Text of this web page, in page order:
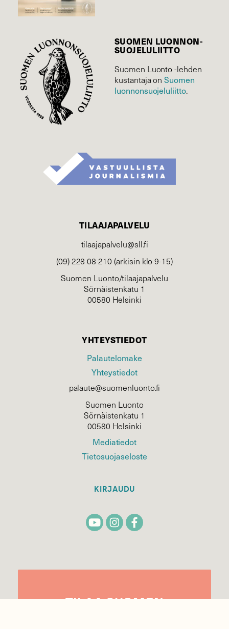
SUOMEN LUONNON­
SUOJELU­LIITTO
Suomen Luonto -lehden
kustantaja onSuomen
luonnonsuojelu­liitto.
TILAAJAPALVELU
tilaajapalvelu@sll.fi
(09) 228 08 210 (arkisin klo 9-15)
Suomen Luonto/tilaajapalvelu
Sörnäistenkatu 1
00580 Helsinki
YHTEYSTIEDOT
Palautelomake
Yhteystiedot
palaute@suomenluonto.fi
Suomen Luonto
Sörnäistenkatu 1
00580 Helsinki
Mediatiedot
Tietosuojaseloste
KIRJAUDU
TILAASUOMEN